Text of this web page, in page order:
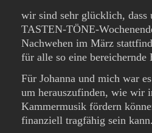
wir sind sehr glücklich, dass
TASTEN-TÖNE-
Nachwehen im März
für alle so eine bereichernde
Für Johanna und mich war
um herauszufinden, wie wir
Kammermusik fördern
finanziell tragfähig sein kann.